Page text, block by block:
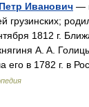
Иванович —
грузинских;
1812 г.
A. A.
его в 1782 г. в